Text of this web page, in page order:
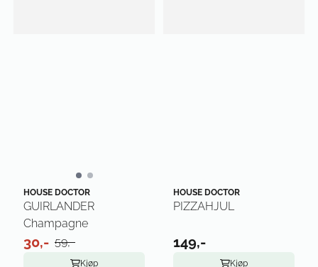
HOUSE DOCTOR
GUIRLANDER
Champagne
30,- 59,-
Kjøp
HOUSE DOCTOR
PIZZAHJUL
149,-
Kjøp